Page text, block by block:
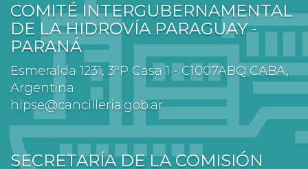
COMITÉ INTERGUBERNAMENTAL
DE LA HIDROVÍA PARAGUAY -
PARANÁ
Esmeralda 1231, 3ºP Casa 1 - C1007ABQ CABA,
Argentina
hipse@cancilleria.gob.ar
SECRETARÍA DE LA COMISIÓN